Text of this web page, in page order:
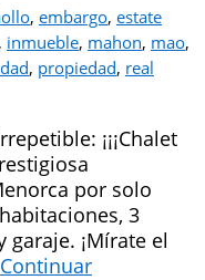
, embargo, estate
, inmueble, mahon, mao,
, propiedad, real
¡¡¡Chalet
por solo
3
¡Mírate el
Continuar